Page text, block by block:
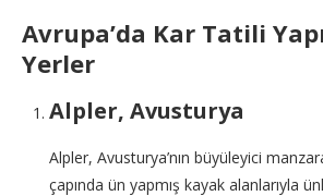
Avrupa’da Kar Tatili
Yerler
Alpler, Avusturya
Alpler, Avusturya’nın büyüleyici
çapında ün yapmış kayak alanlarıyla